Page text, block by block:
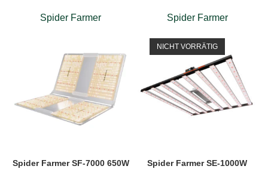
Spider Farmer
Spider Farmer SF-7000 650W
Spider Farmer
NICHT VORRÄTIG
Spider Farmer SE-1000W